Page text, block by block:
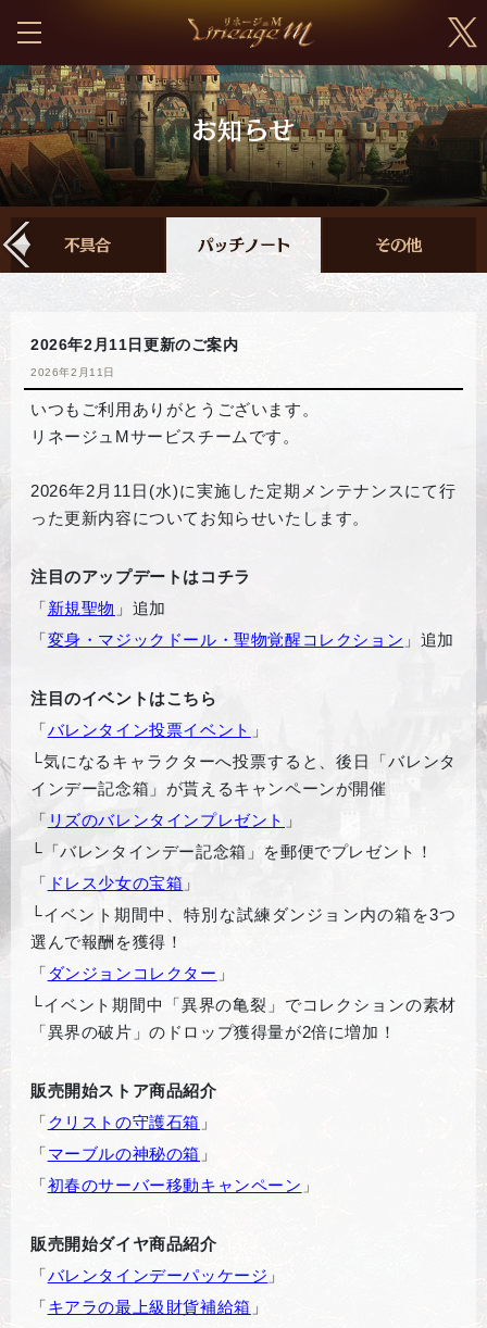
2026年2月11日更新のご案内
2026年2月11日
いつもご利用ありがとうございます。
リネージュMサービスチームです。
2026年2月11日(水)に実施した定期メンテナンスにて行
った更新内容についてお知らせいたします。
注目のアップデートはコチラ
「新規聖物 」追加
「変身・マジックドール・聖物覚醒コレクション 」追加
注目のイベントはこちら
「バレンタイン投票イベント 」
└気になるキャラクターへ投票すると、後日「バレンタ
インデー記念箱」が貰えるキャンペーンが開催
「 リズのバレンタインプレゼント 」
└ 「バレンタインデー記念箱」を郵便でプレゼント！
「 ドレス少女の宝箱 」
└イベント期間中、特別な試練ダンジョン内の箱を3つ
選んで報酬を獲得！
「 ダンジョンコレクター 」
└イベント期間中「異界の亀裂」でコレクションの素材
「異界の破片」のドロップ獲得量が2倍に増加！
販売開始ストア商品紹介
「クリストの守護石箱 」
「マーブルの神秘の箱 」
「初春のサーバー移動キャンペーン 」
販売開始ダイヤ商品紹介
「バレンタインデーパッケージ 」
「キアラの最上級財貨補給箱 」